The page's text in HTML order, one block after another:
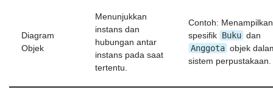
Diagram
Objek
Menunjukkan
instans dan
hubungan antar
instans pada saat
tertentu.
Contoh: Menampilkan
spesifik Buku dan
Anggota objek
sistem perpustakaan.